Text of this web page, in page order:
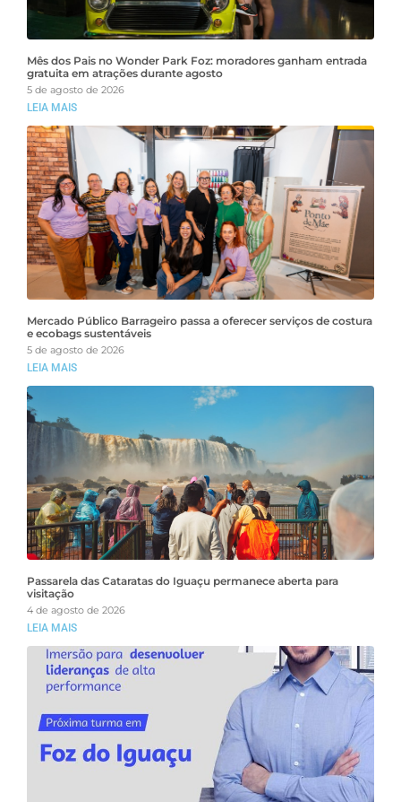
Mês dos Pais no Wonder Park Foz: moradores ganham entrada
gratuita em atrações durante agosto
5 de agosto de 2026
LEIA MAIS
Mercado Público Barrageiro passa a oferecer serviços de costura
e ecobags sustentáveis
5 de agosto de 2026
LEIA MAIS
Passarela das Cataratas do Iguaçu permanece aberta para
visitação
4 de agosto de 2026
LEIA MAIS